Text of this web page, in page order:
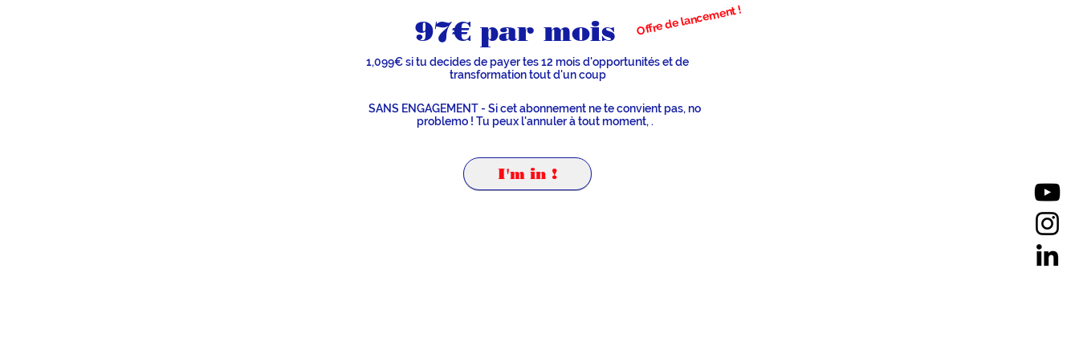
97€ par mois Offre de lancement !
1,099€ si tu decides de payer tes 12 mois d'opportunités et de
transformation tout d'un coup
SANS ENGAGEMENT - Si cet abonnement ne te convient pas, no
problemo ! Tu peux l'annuler à tout moment, .
I'm in !